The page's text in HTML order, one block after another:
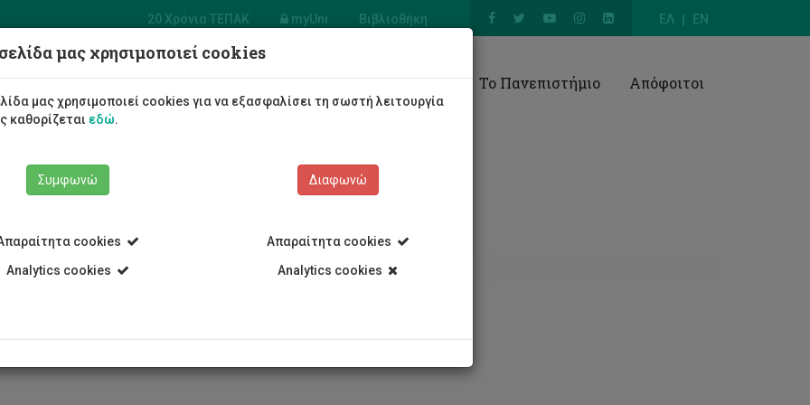
ΕΛ EN
20 Χρόνια ΤΕΠΑΚ myUni Βιβλιοθήκη
Τεχνών
Φοιτητές/τριες Σπουδές Έρευνα Το Πανεπιστήμιο Απόφοιτοι
Τμήμα Καλών Τεχνών Γιάννης Χρηστίδης
μας χρησιμοποιεί cookies
μας χρησιμοποιεί cookies για να εξασφαλίσει τη σωστή λειτουργία
καθορίζεται εδώ.
Συμφωνώ
cookies
Analytics cookies
Διαφωνώ
Απαραίτητα cookies
Analytics cookies